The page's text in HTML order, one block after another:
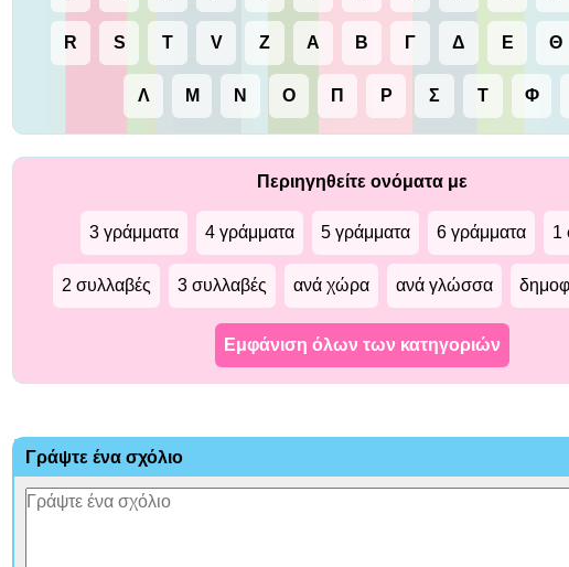
R S T V Z Α Β Γ Δ Ε Θ
Λ Μ Ν Ο Π Ρ Σ Τ Φ
Περιηγηθείτε ονόματα με
3 γράμματα 4 γράμματα 5 γράμματα 6 γράμματα 1
2 συλλαβές 3 συλλαβές ανά χώρα ανά γλώσσα
Εμφάνιση όλων των κατηγοριών
Γράψτε ένα σχόλιο